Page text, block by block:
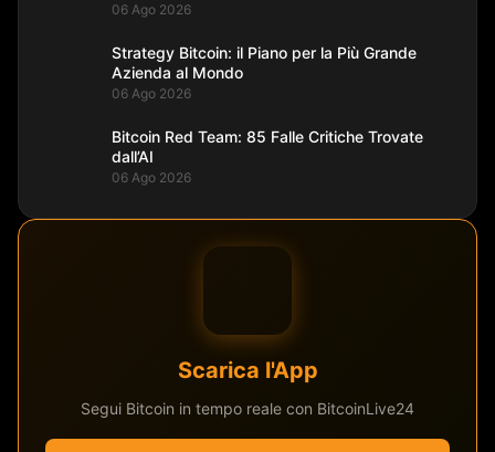
06 Ago 2026
Strategy Bitcoin: il Piano per la Più Grande
Azienda al Mondo
06 Ago 2026
Bitcoin Red Team: 85 Falle Critiche Trovate
dall’AI
06 Ago 2026
Scarica l'App
Segui Bitcoin in tempo reale con BitcoinLive24